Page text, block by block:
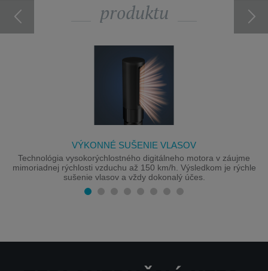
produktu
VÝKONNÉ SUŠENIE VLASOV
Technológia vysokorýchlostného digitálneho motora v záujme
mimoriadnej rýchlosti vzduchu až 150 km/h. Výsledkom je rýchle
sušenie vlasov a vždy dokonalý účes.